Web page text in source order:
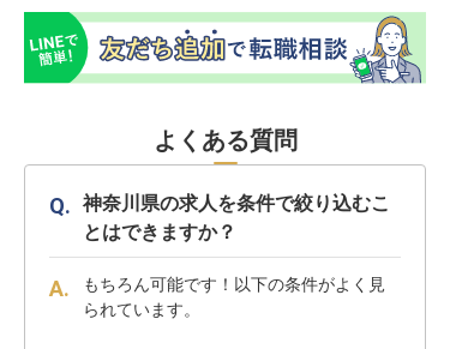
よくある質問
神奈川県の求人を条件で絞り込むこ
とはできますか？
もちろん可能です！以下の条件がよく見
られています。